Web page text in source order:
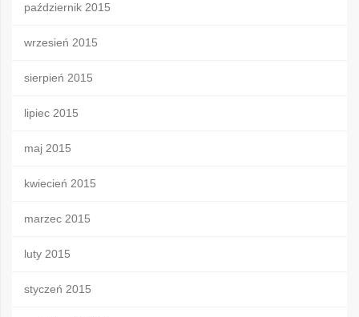
październik 2015
wrzesień 2015
sierpień 2015
lipiec 2015
maj 2015
kwiecień 2015
marzec 2015
luty 2015
styczeń 2015